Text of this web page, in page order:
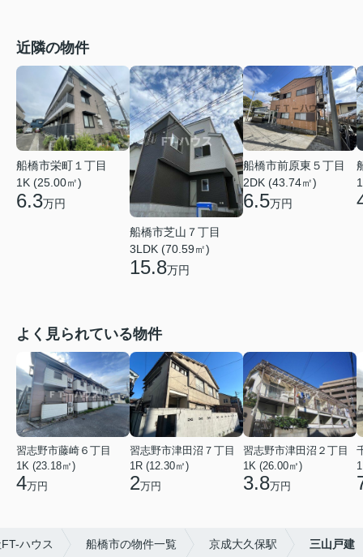
近隣の物件
船橋市栄町１丁目
1K (25.00㎡)
6.3万円
船橋市芝山７丁目
3LDK (70.59㎡)
15.8万円
船橋市前原東５丁目
2DK (43.74㎡)
6.5万円
よく見られている物件
習志野市藤崎６丁目
1K (23.18㎡)
4万円
習志野市津田沼７丁目
1R (12.30㎡)
2万円
習志野市津田沼２丁目
1K (26.00㎡)
3.8万円
ハウス 船橋市の物件一覧 京成大久保駅 三山戸建